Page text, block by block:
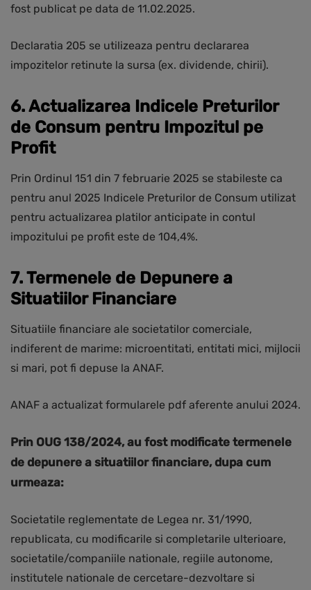
fost publicat pe data de 11.02.2025.
Declaratia 205 se utilizeaza pentru declararea
impozitelor retinute la sursa (ex. dividende, chirii).
6. Actualizarea Indicele Preturilor
de Consum pentru Impozitul pe
Profit
Prin Ordinul 151 din 7 februarie 2025 se stabileste ca
pentru anul 2025 Indicele Preturilor de Consum utilizat
pentru actualizarea platilor anticipate in contul
impozitului pe profit este de 104,4%.
7. Termenele de Depunere a
Situatiilor Financiare
Situatiile financiare ale societatilor comerciale,
indiferent de marime: microentitati, entitati mici, mijlocii
si mari, pot fi depuse la ANAF.
ANAF a actualizat formularele pdf aferente anului 2024.
Prin OUG 138/2024, au fost modificate termenele
de depunere a situatiilor financiare, dupa cum
urmeaza:
Societatile reglementate de Legea nr. 31/1990,
republicata, cu modificarile si completarile ulterioare,
societatile/companiile nationale, regiile autonome,
institutele nationale de cercetare-dezvoltare si